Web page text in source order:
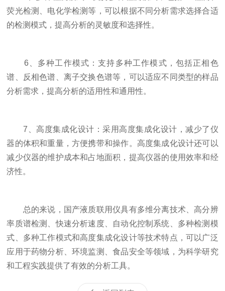
荧光检测、电化学检测等，可以根据不同分析需求选择合适
的检测模式，提高分析的灵敏度和选择性。
6、多种工作模式：支持多种工作模式，包括正相色
谱、反相色谱、离子交换色谱等，可以适应不同类型的样品
分析需求，提高分析的适用性和通用性。
7、高度集成化设计：采用高度集成化设计，减少了仪
器的体积和重量，方便携带和操作。高度集成化设计还可以
减少仪器的维护成本和占地面积，提高仪器的使用效率和经
济性。
总的来说，国产液质联用仪具有多维分离技术、高分辨
率质谱检测、快速分析速度、自动化控制系统、多种检测模
式、多种工作模式和高度集成化设计等技术特点，可以广泛
应用于药物分析、环境监测、食品安全等领域，为科学研究
和工程实践提供了有效的分析工具。